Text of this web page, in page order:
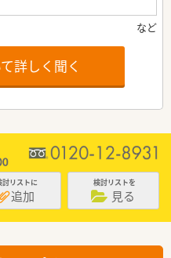
詳しく聞く
討リストに
追加
検討リストを
見る